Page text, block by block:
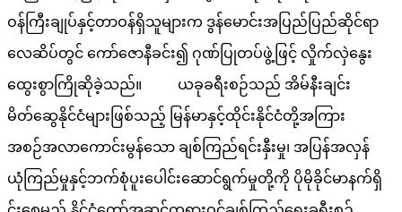
ဝန်ကြီးချုပ်နှင့်တာဝန်ရှိသူများက ဒွန်မောင်းအပြည်ပြည်ဆိုင်ရာ
လေဆိပ်တွင် ကော်ဇောနီခင်း၍ ဂုဏ်ပြုတပ်ဖွဲ့ဖြင့် လှိုက်လှဲနွေး
ထွေးစွာကြိုဆိုခဲ့သည်။ ယခုခရီးစဉ်သည် အိမ်နီးချင်း
မိတ်ဆွေနိုင်ငံများဖြစ်သည့် မြန်မာနှင့်ထိုင်းနိုင်ငံတို့အကြား
အစဉ်အလာကောင်းမွန်သော ချစ်ကြည်ရင်းနှီးမှု၊ အပြန်အလှန်
ယုံကြည်မှုနှင့်ဘက်စုံပူးပေါင်းဆောင်ရွက်မှုတို့ကို ပိုမိုခိုင်မာနက်ရှိ